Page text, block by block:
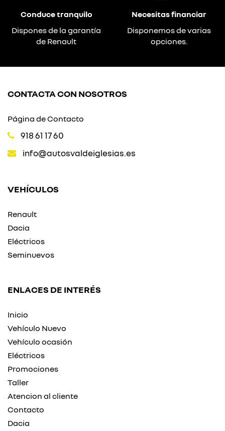
Conduce tranquilo
Dispones de la garantía
de Renault
Necesitas financiar
Disponemos de varias
opciones.
CONTACTA CON NOSOTROS
Página de Contacto
918 61 17 60
info@autosvaldeiglesias.es
VEHÍCULOS
Renault
Dacia
Eléctricos
Seminuevos
ENLACES DE INTERÉS
Inicio
Vehículo Nuevo
Vehículo ocasión
Eléctricos
Promociones
Taller
Atencion al cliente
Contacto
Dacia